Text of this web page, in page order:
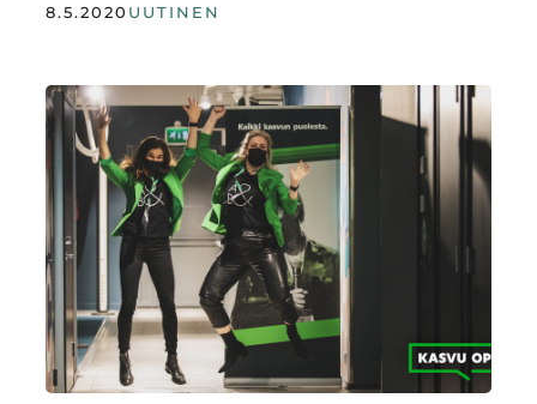
8.5.2020 UUTINEN